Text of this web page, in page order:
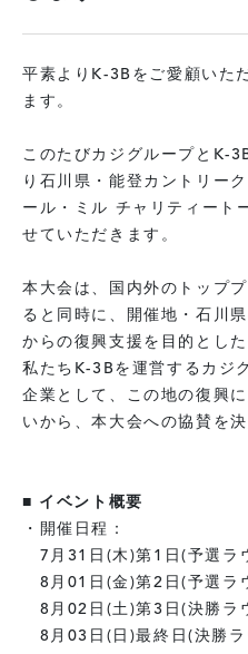
平素よりK-3Bをご愛顧いた
ます。
このたびカジグループとK-
り石川県・能登カントリー
ール・ミル チャリティート
せていただきます。
本大会は、国内外のトップ
ると同時に、開催地・石川
からの復興支援を目的とし
私たちK-3Bを運営するカジ
企業として、この地の復興
いから、本大会への協賛を
■ イベント概要
・開催日程：
7月31日(木)第1日(予選ラ
8月01日(金)第2日(予選ラ
8月02日(土)第3日(決勝ラ
8月03日(日)最終日(決勝ラ